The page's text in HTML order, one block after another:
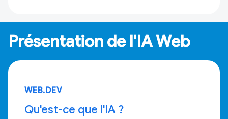
Présentation de l'IA Web
WEB.DEV
Qu'est-ce que l'IA ?